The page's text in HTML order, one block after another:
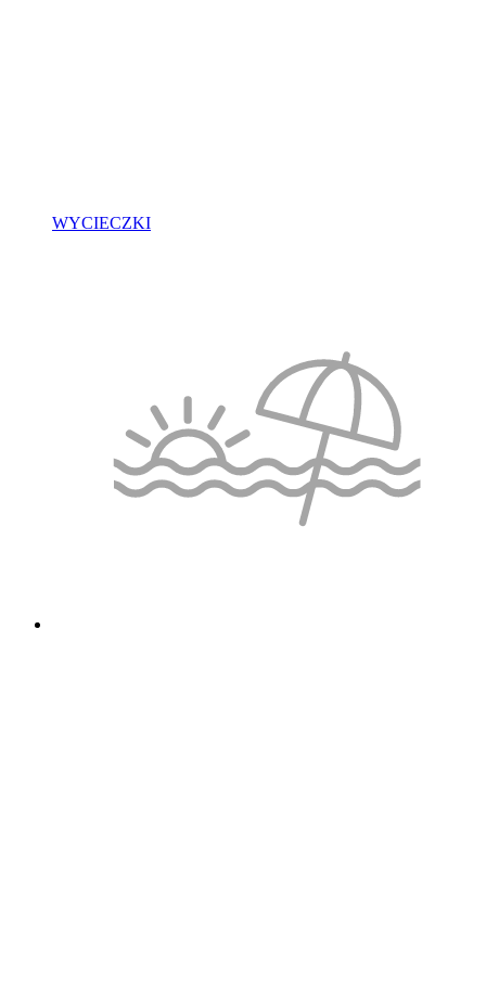
WYCIECZKI